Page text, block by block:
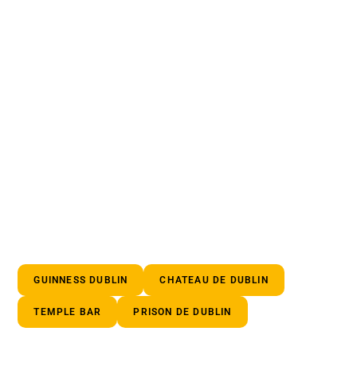
GUINNESS DUBLIN CHATEAU DE DUBLIN
TEMPLE BAR PRISON DE DUBLIN